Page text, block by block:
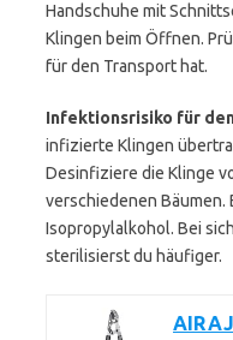
Handschuhe mit
Klingen beim Öffnen.
für den Transport hat.
Infektionsrisiko für
infizierte Klingen
Desinfiziere die Klinge
verschiedenen
Isopropylalkohol. Bei
sterilisierst du häufiger.